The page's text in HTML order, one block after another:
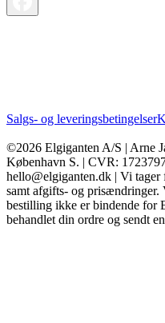
Salgs- og leveringsbetingelser
©2026 Elgiganten A/S | Arne
København S. | CVR:
hello@elgiganten.dk | Vi
samt afgifts- og
bestilling ikke er bindende for
behandlet din ordre og sendt